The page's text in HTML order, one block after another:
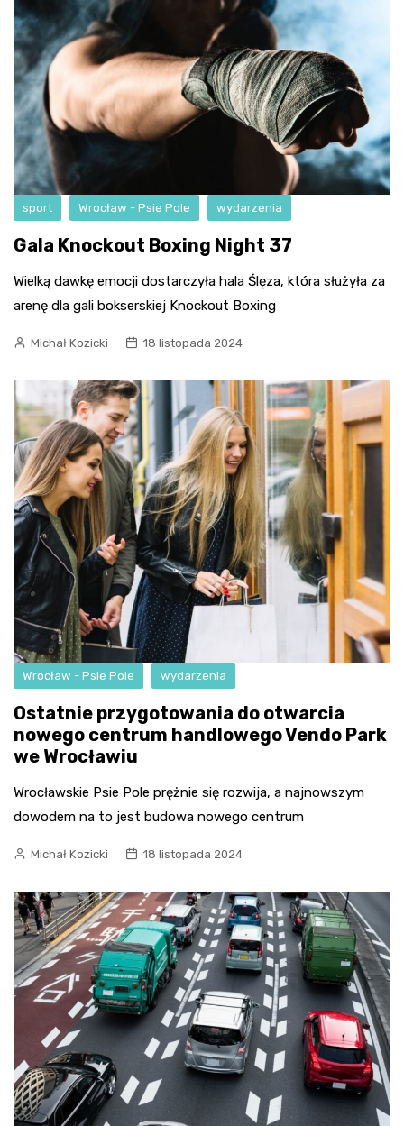
sport Wrocław - Psie Pole wydarzenia
Gala Knockout Boxing Night 37
Wielką dawkę emocji dostarczyła hala Ślęza, która służyła za
arenę dla gali bokserskiej Knockout Boxing
Michał Kozicki 18 listopada 2024
Wrocław - Psie Pole wydarzenia
Ostatnie przygotowania do otwarcia
nowego centrum handlowego Vendo Park
we Wrocławiu
Wrocławskie Psie Pole prężnie się rozwija, a najnowszym
dowodem na to jest budowa nowego centrum
Michał Kozicki 18 listopada 2024